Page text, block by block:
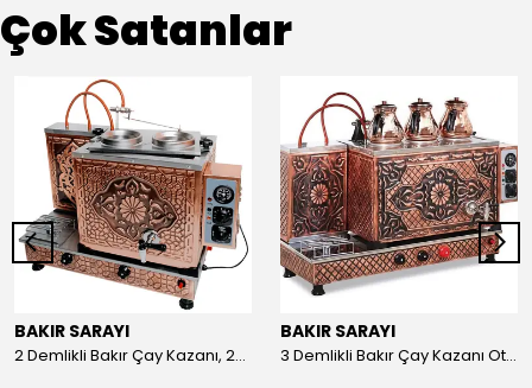
Çok Satanlar
BAKIR SARAYI
2 Demlikli Bakır Çay Kazanı, 25 Litre
BAKIR SARAYI
3 Demlikli Bakır Çay Kazanı Otomatik, 30 Litre